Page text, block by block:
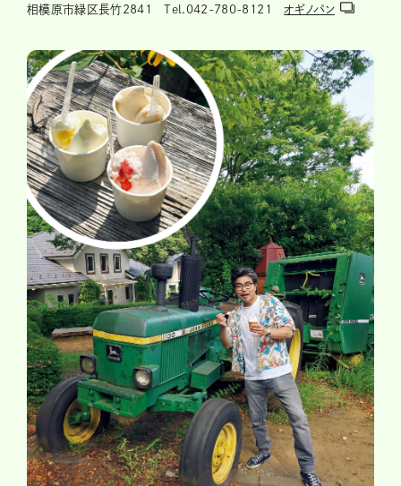
相模原市緑区長竹2841 Tel.042-780-8121オギノパン